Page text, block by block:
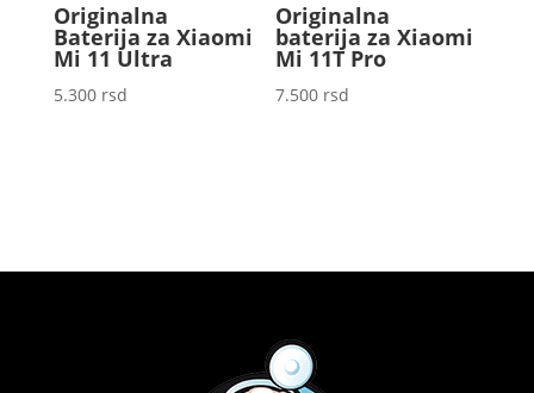
Originalna
Baterija za Xiaomi
Mi 11 Ultra
5.300 rsd
Originalna
baterija za Xiaomi
Mi 11T Pro
7.500 rsd